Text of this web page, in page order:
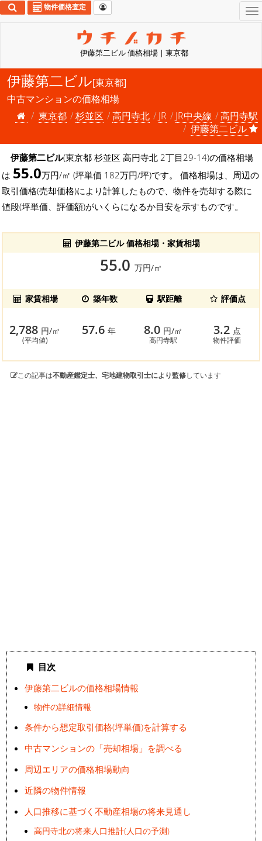
伊藤第二ビル 価格相場 | 東京都
物件価格査定
伊藤第二ビル[東京都]
中古マンションの価格相場
東京都
杉並区 高円寺北 JR JR中央線
高円寺駅
伊藤第二ビル
伊藤第二ビル(東京都 杉並区 高円寺北 2丁目29-14)の価格相場
は 55.0万円/㎡ (坪単価 182万円/坪)です。 価格相場は、周辺の
取引価格(売却価格)により計算したもので、物件を売却する際に
値段(坪単価、評価額)がいくらになるか目安を示すものです。
伊藤第二ビル 価格相場・家賃相場
55.0 万円/㎡
家賃相場 築年数 駅距離 評価点
2,788 円/㎡
(平均値)
57.6年 8.0 円/㎡
高円寺駅
3.2 点
物件評価
この記事は不動産鑑定士、宅地建物取引士により監修しています
目次
伊藤第二ビルの価格相場情報
物件の詳細情報
条件から想定取引価格(坪単価)を計算する
中古マンションの「売却相場」を調べる
周辺エリアの価格相場動向
近隣の物件情報
人口推移に基づく不動産相場の将来見通し
高円寺北の将来人口推計(人口の予測)